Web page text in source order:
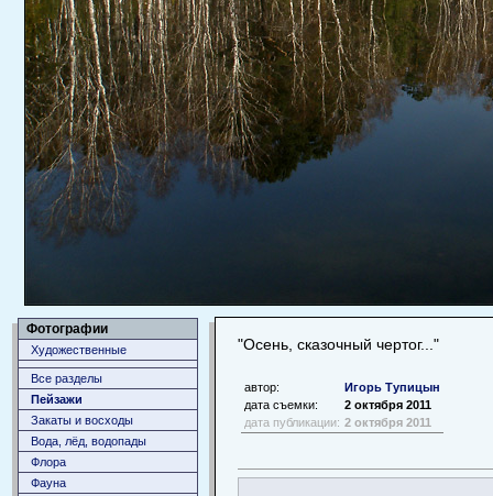
Фотографии
Художественные
Все разделы
Пейзажи
Закаты и восходы
Вода, лёд, водопады
Флора
Фауна
"Осень, сказочный чертог..."
автор:
Игорь Тупицын
дата съемки:
2 октября 2011
дата публикации: 2 октября 2011